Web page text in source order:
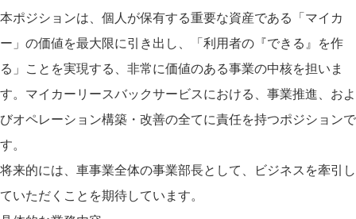
本ポジションは、個人が保有する重要な資産である「マイカ
ー」の価値を最大限に引き出し、「利用者の『できる』を作
る」ことを実現する、非常に価値のある事業の中核を担いま
す。マイカーリースバックサービスにおける、事業推進、およ
びオペレーション構築・改善の全てに責任を持つポジションで
す。
将来的には、車事業全体の事業部長として、ビジネスを牽引し
ていただくことを期待しています。